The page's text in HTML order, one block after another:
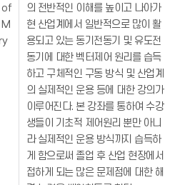
of
의 전반적인 이해를 높이고 나아가
현 산업계에서 일반적으로 많이 활
용되고 있는 동기전동기 및 유도전
동기에 대한 벡터제어 원리를 습득
하고 구체적인 구동 방식 및 산업계
의 실제적인 운용 등에 대한 강의가
이루어진다. 본 강좌를 통하여 수강
생들이 기초적 제어원리 뿐만 아니
라 실제적인 운용 방식까지 습득하
게 함으로써 졸업 후 산업 현장에서
접하게 되는 많은 문제점에 대한 해